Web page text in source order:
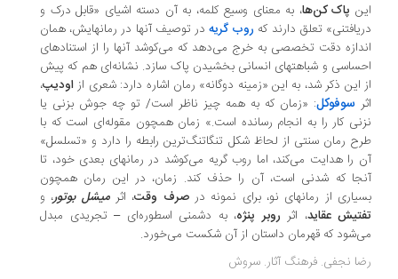
پاک کن‌ها،‌ به معنای وسیع کلمه،‌ به آن دسته اشیای «قابل درک و
تعلق دارند کهروب گریهدر توصیف آنها در رمانهایش، همان
دقت تخصصی به خرج می‌دهد که می‌کوشد آنها را از استنادهای
و شباهتهای انسانی بخشیدن پاک سازد. نشانه‌ای هم که پیش
این ذکر شد، به این «زمینه دوگانه» رمان اشاره دارد: شعری ازاودیپ
سوفوکل: «زمان که به همه چیز ناظر است/ تو چه جوش‌ بزنی یا
کار را به انجام رسانده است.» زمان همچون مقوله‌ای است که با
رمان سنتی از لحاظ شکل تنگاتنگ‌ترین رابطه را دارد و «تسلسل»
را هدایت می‌کند، اما روب گریه می‌کوشد در رمانهای بعدی خود، تا
که شدنی است،‌ آن را حذف کند. زمان، در این رمان‌ همچون
از رمانهای نو، برای نمونه درصرف وقت، اثرمیشل بوتور، و
عقاید، اثرروبر پنژه، به دشمنی اسطوره‌ای – تجریدی مبدل
که قهرمان داستان از آن شکست می‌خورد.
نجفی. فرهنگ آثار. سروش